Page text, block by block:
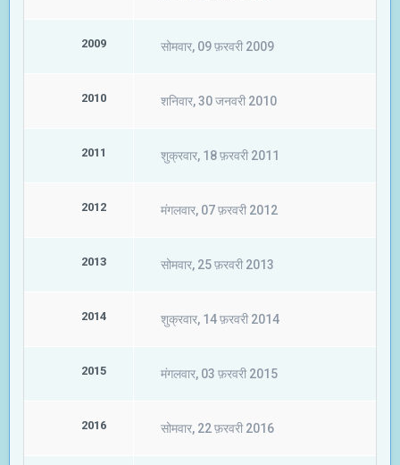
2009 सोमवार, 09 फ़रवरी 2009
2010 शनिवार, 30 जनवरी 2010
2011 शुक्रवार, 18 फ़रवरी 2011
2012 मंगलवार, 07 फ़रवरी 2012
2013 सोमवार, 25 फ़रवरी 2013
2014 शुक्रवार, 14 फ़रवरी 2014
2015 मंगलवार, 03 फ़रवरी 2015
2016 सोमवार, 22 फ़रवरी 2016